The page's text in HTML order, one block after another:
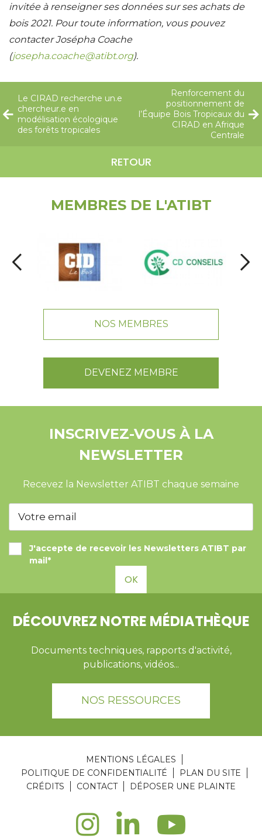
invitée à renseigner ses données sur ses achats de
bois 2021. Pour toute information, vous pouvez
contacter Josépha Coache
(josepha.coache@atibt.org).
Le CIRAD recherche un.e
chercheur.e en
modélisation écologique
des forêts tropicales
RETOUR
Renforcement du
positionnement de
l’Équipe Bois Tropicaux du
CIRAD en Afrique
Centrale
MEMBRES DE L'ATIBT
NOS MEMBRES
DEVENEZ MEMBRE
INSCRIVEZ-VOUS À LA
NEWSLETTER
Recevez la Newsletter ATIBT chaque semaine
J'accepte de recevoir les Newsletters ATIBT par
mail*
OK
DÉCOUVREZ NOTRE MÉDIATHÈQUE
Documents techniques, rapports d'activité,
publications, vidéos...
NOS RESSOURCES
MENTIONS LÉGALES
POLITIQUE DE CONFIDENTIALITÉ
PLAN DU SITE
CRÉDITS
CONTACT DÉPOSER UNE PLAINTE